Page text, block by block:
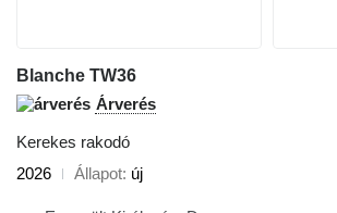
Blanche TW36
Árverés
Kerekes rakodó
2026
Állapot új